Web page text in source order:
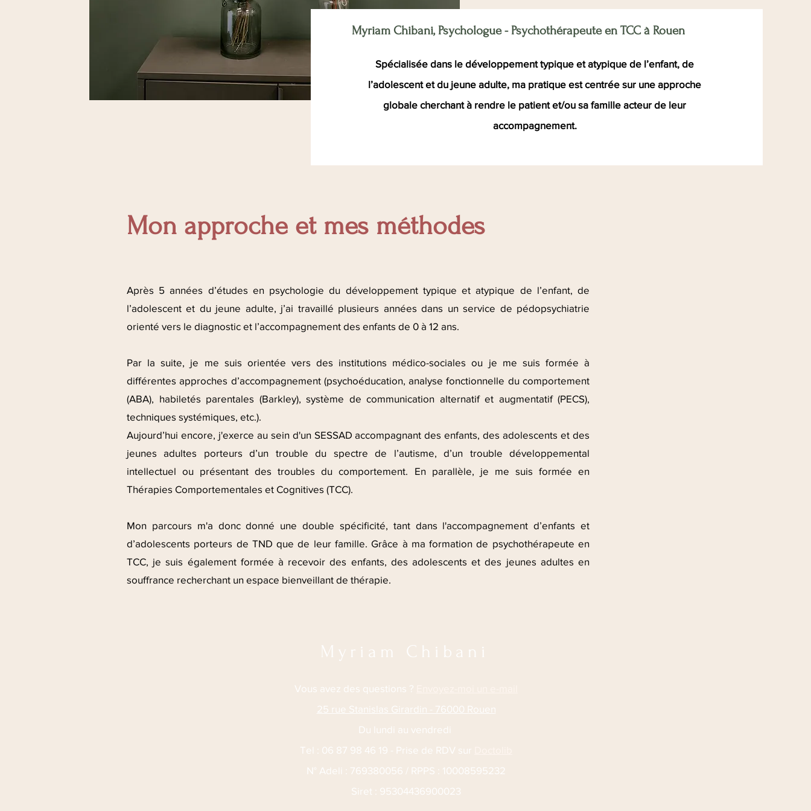
Myriam Chibani, Psychologue - Psychothérapeuteen TCC à Rouen
Spécialisée dans le développement typique et atypique de l’enfant,de
l’adolescent et du jeune adulte, ma pratique est centrée sur une approche
globale cherchant à rendre le patient et/ou sa famille acteur de leur
accompagnement.
Mon approche et mes méthodes
Après 5 années d’études en psychologie du développement typique et atypique de l’enfant, de
l’adolescent et du jeune adulte, j’ai travaillé plusieurs années dans un service de pédopsychiatrie
orienté vers le diagnostic et l’accompagnement des enfants de 0 à 12 ans.
Par la suite, je me suis orientée vers des institutions médico-sociales ou je me suis formée à
différentes approches d’accompagnement (psychoéducation, analyse fonctionnelle du comportement
(ABA), habiletés parentales (Barkley), système de communication alternatif et augmentatif (PECS),
techniques systémiques, etc.).
Aujourd’hui encore, j'exerce au sein d'un SESSAD accompagnant des enfants, des adolescents et des
jeunesadultes porteurs d’un trouble du spectre de l’autisme, d’un trouble développemental
intellectuel ou présentant des troubles du comportement. En parallèle, je me suis formée en
Thérapies Comportementales et Cognitives (TCC).
Mon parcours m'a donc donné une double spécificité, tant dans l'accompagnement d’enfants et
d’adolescents porteurs de TND que de leur famille. Grâce à ma formation de psychothérapeute en
TCC, je suis également formée à recevoir des enfants, des adolescents et des jeunes adultes en
souffrance recherchant un espace bienveillant de thérapie.
Myriam Chibani
Vous avez des questions ?
25 rue Stanislas Girardin - 76000 Rouen
Du lundi au vendredi
Tel : 06 87 98 46 19 - Prise de RDV sur
N° Adeli : 769380056 / RPPS : 10008595232
Siret : 95304436900023